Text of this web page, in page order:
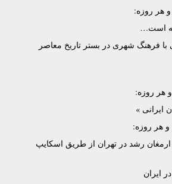
است…‌
با فرهنگ شهری در بستر تاریخ معاصر
ایرانی »
رشد در تهران از طریق اسکایپ
ایران